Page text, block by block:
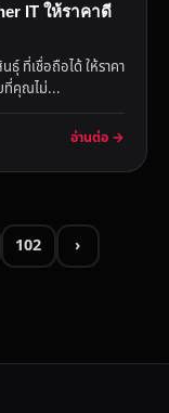
IT ให้ราคาดี
ที่เชื่อถือได้ ให้ราคา
ที่คุณไม่...
อ่านต่อ →
102 ›